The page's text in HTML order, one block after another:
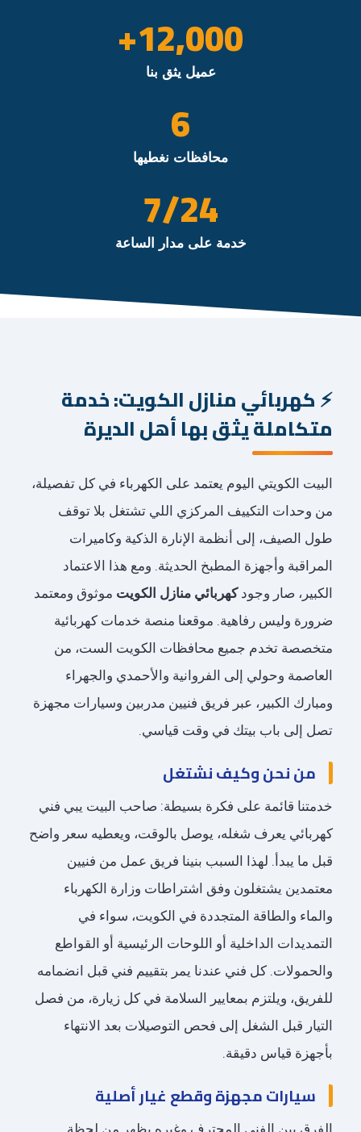
عميل يثق بنا
12,000
+
محافظات نغطيها
6
خدمة على مدار الساعة
24
/7
كهربائي منازل الكويت: خدمة
متكاملة يثق بها أهل الديرة
البيت الكويتي اليوم يعتمد على الكهرباء في كل تفصيلة،
من وحدات التكييف المركزي اللي تشتغل بلا توقف
طول الصيف، إلى أنظمة الإنارة الذكية وكاميرات
المراقبة وأجهزة المطبخ الحديثة. ومع هذا الاعتماد
الكبير، صار وجودكهربائي منازل الكويت موثوق ومعتمد
ضرورة وليس رفاهية. موقعنا منصة خدمات كهربائية
متخصصة تخدم جميع محافظات الكويت الست، من
العاصمة وحولي إلى الفروانية والأحمدي والجهراء
ومبارك الكبير، عبر فريق فنيين مدربين وسيارات مجهزة
تصل إلى باب بيتك في وقت قياسي.
من نحن وكيف نشتغل
خدمتنا قائمة على فكرة بسيطة: صاحب البيت يبي فني
كهربائي يعرف شغله، يوصل بالوقت، ويعطيه سعر واضح
قبل ما يبدأ. لهذا السبب بنينا فريق عمل من فنيين
معتمدين يشتغلون وفق اشتراطات وزارة الكهرباء
والماء والطاقة المتجددة في الكويت، سواء في
التمديدات الداخلية أو اللوحات الرئيسية أو القواطع
والحمولات. كل فني عندنا يمر بتقييم فني قبل انضمامه
للفريق، ويلتزم بمعايير السلامة في كل زيارة، من فصل
التيار قبل الشغل إلى فحص التوصيلات بعد الانتهاء
بأجهزة قياس دقيقة.
سيارات مجهزة وقطع غيار أصلية
الفرق بين الفني المحترف وغيره يظهر من لحظة